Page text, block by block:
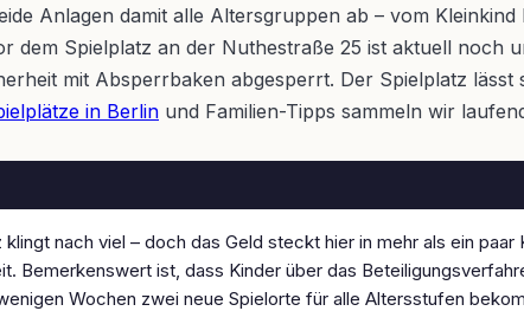
Anlagen damit alle Altersgruppen ab – vom Kleinkind
dem Spielplatz an der Nuthestraße 25 ist aktuell noch
mit Absperrbaken abgesperrt. Der Spielplatz
in Berlin und Familien-Tipps sammeln wir
nach viel – doch das Geld steckt hier in mehr als ein
Bemerkenswert ist, dass Kinder über das
Wochen zwei neue Spielorte für alle Altersstufen